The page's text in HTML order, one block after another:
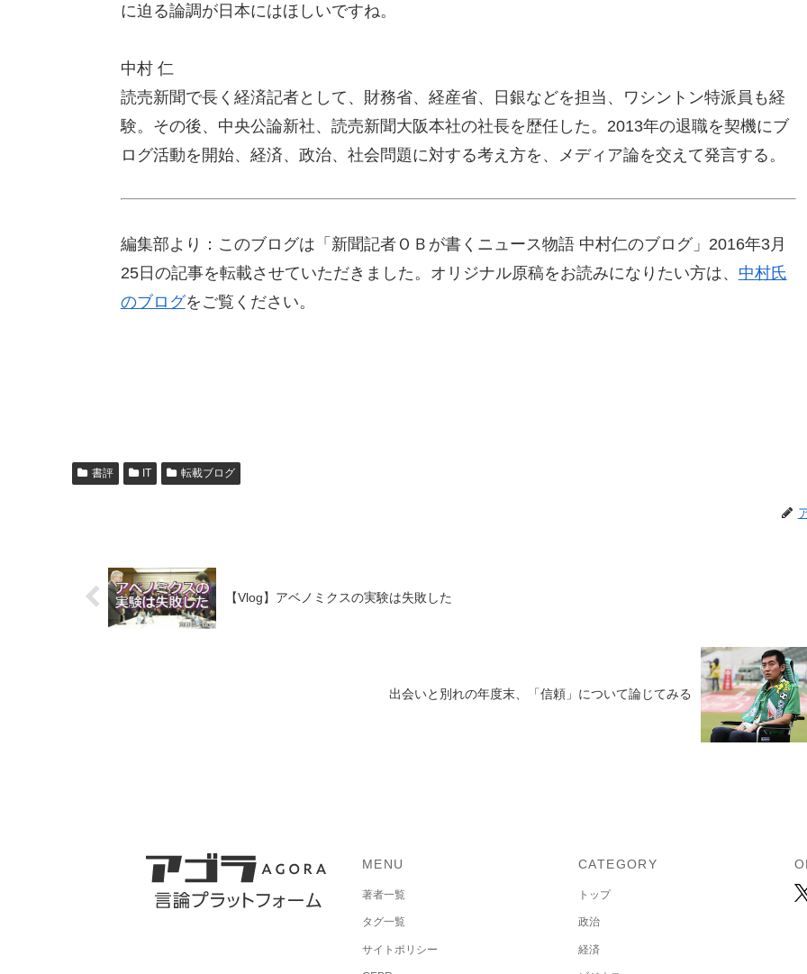
に迫る論調が日本にはほしいですね。
中村 仁
読売新聞で長く経済記者として、財務省、経産省、日銀などを担当、ワシントン特派員も経
験。その後、中央公論新社、読売新聞大阪本社の社長を歴任した。2013年の退職を契機にブ
ログ活動を開始、経済、政治、社会問題に対する考え方を、メディア論を交えて発言する。
編集部より：このブログは「新聞記者ＯＢが書くニュース物語 中村仁のブログ」2016年3月
25日の記事を転載させていただきました。オリジナル原稿をお読みになりたい方は、 中村氏
のブログをご覧ください。
書評 IT 転載ブログ
【Vlog】アベノミクスの実験は失敗した
出会いと別れの年度末、「信頼」について論じてみる
MENU
著者一覧
タグ一覧
サイトポリシー
CATEGORY
トップ
政治
経済